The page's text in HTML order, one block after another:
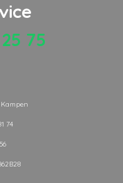
75
74